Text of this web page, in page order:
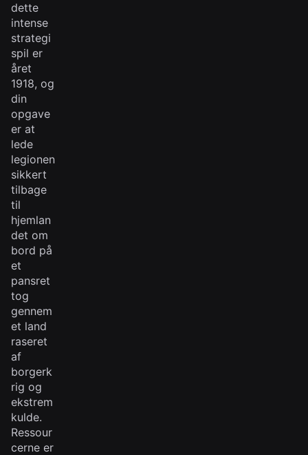
dette
intense
strategi
spil er
året
1918, og
din
opgave
er at
lede
legionen
sikkert
tilbage
til
hjemlan
det om
bord på
et
pansret
tog
gennem
et land
raseret
af
borgerk
rig og
ekstrem
kulde.
Ressour
cerne er